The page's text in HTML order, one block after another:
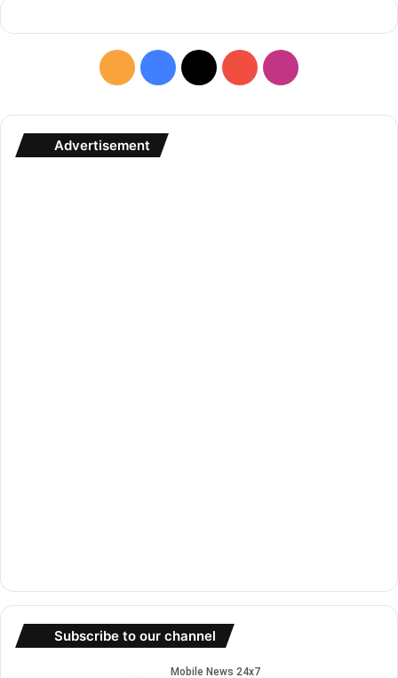
RSS Facebook
X YouTubeInstagram
Advertisement
Subscribe to our channel